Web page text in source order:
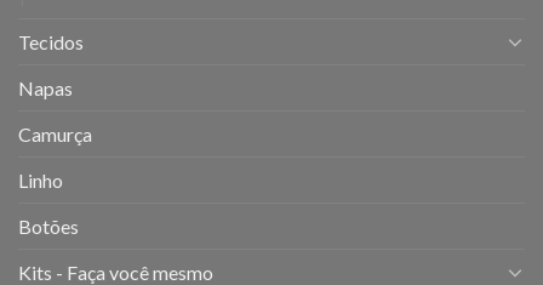
Tecidos
Napas
Camurça
Linho
Botões
Kits - Faça você mesmo